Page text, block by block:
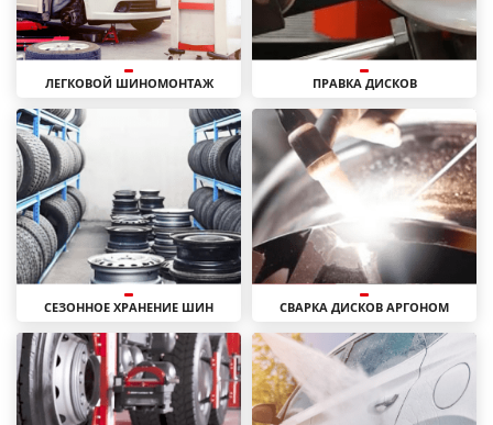
ЛЕГКОВОЙ ШИНОМОНТАЖ ПРАВКА ДИСКОВ
СЕЗОННОЕ ХРАНЕНИЕ ШИН СВАРКА ДИСКОВ АРГОНОМ